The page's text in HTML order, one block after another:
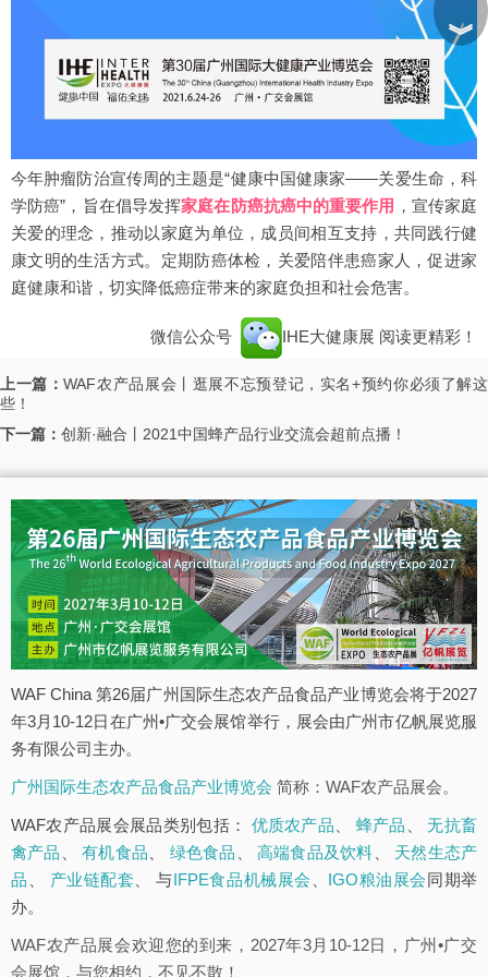
今年肿瘤防治宣传周的主题是“健康中国健康家——关爱生命，科
学防癌”，旨在倡导发挥家庭在防癌抗癌中的重要作用 ，宣传家庭
关爱的理念，推动以家庭为单位，成员间相互支持，共同践行健
康文明的生活方式。定期防癌体检，关爱陪伴患癌家人，促进家
庭健康和谐，切实降低癌症带来的家庭负担和社会危害。
微信公众号 IHE大健康展 阅读更精彩！
上一篇：WAF农产品展会丨逛展不忘预登记，实名+预约你必须了解这
些！
下一篇： 创新·融合丨2021中国蜂产品行业交流会超前点播！
WAF China 第26届广州国际生态农产品食品产业博览会将于2027
年3月10-12日在广州•广交会展馆举行，展会由广州市亿帆展览服
务有限公司主办。
广州国际生态农产品食品产业博览会 简称：WAF农产品展会。
WAF农产品展会展品类别包括： 优质农产品 蜂产品 、无抗畜
禽产品
、有机食品 绿色食品 高端食品及饮料
天然生态产
品
产业链配套 、 与IFPE食品机械展会 IGO粮油展会同期举
办。
WAF农产品展会欢迎您的到来，2027年3月10-12日，广州•广交
会展馆，与您相约，不见不散！
︾